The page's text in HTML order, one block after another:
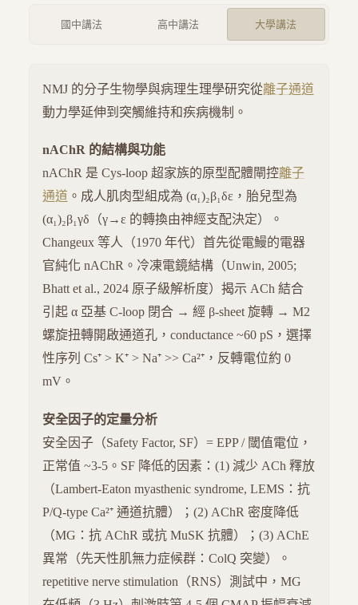
國中講法 高中講法 大學講法
NMJ 的分子生物學與病理生理學研究從離子通道
動力學延伸到突觸維持和疾病機制。
nAChR 的結構與功能
nAChR 是 Cys-loop 超家族的原型配體閘控離子
通道 。成人肌肉型組成為 (α₁)₂β₁δε，胎兒型為
(α₁)₂β₁γδ（γ→ε 的轉換由神經支配決定）。
Changeux 等人（1970 年代）首先從電鰻的電器
官純化 nAChR。冷凍電鏡結構（Unwin, 2005;
Bhatt et al., 2024 原子級解析度）揭示 ACh 結合
引起 α 亞基 C-loop 閉合 → 經 β-sheet 旋轉 → M2
螺旋扭轉開啟通道孔，conductance ~60 pS，選擇
性序列 Cs⁺ > K⁺ > Na⁺ >> Ca²⁺，反轉電位約 0
mV。
安全因子的定量分析
安全因子（Safety Factor, SF）= EPP / 閾值電位，
正常值 ~3-5。SF 降低的因素：(1) 減少 ACh 釋放
（Lambert-Eaton myasthenic syndrome, LEMS：抗
P/Q-type Ca²⁺ 通道抗體）；(2) AChR 密度降低
（MG：抗 AChR 或抗 MuSK 抗體）；(3) AChE
異常（先天性肌無力症候群：ColQ 突變）。
repetitive nerve stimulation（RNS）測試中，MG